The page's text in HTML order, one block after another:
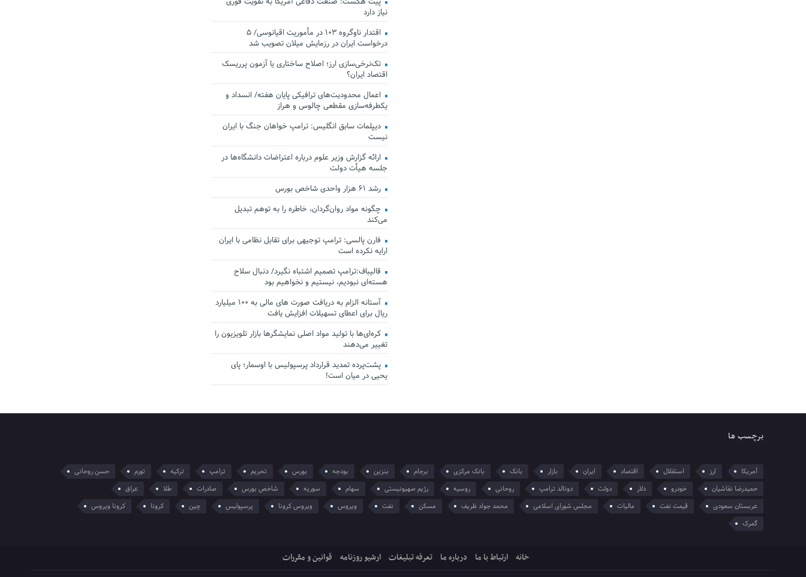
نیاز دارد
اقتدار ناوگروه ۱۰۳ در مأموریت‌ اقیانوسی/ ۵
درخواست ایران در رزمایش میلان تصویب شد
تک‌نرخی‌سازی ارز؛ اصلاح ساختاری یا آزمون پرریسک
اقتصاد ایران؟
اعمال محدودیت‌های ترافیکی پایان هفته/ انسداد و
یکطرفه‌سازی مقطعی چالوس و هراز
دیپلمات سابق انگلیس:‌ ترامپ خواهان جنگ با ایران
نیست
ارائه گزارش وزیر علوم درباره اعتراضات دانشگاه‌ها در
جلسه هیأت دولت
رشد ۶۱ هزار واحدی شاخص بورس
چگونه مواد روان‌گردان، خاطره را به توهم تبدیل
می‌کند
فارن پالسی: ترامپ توجیهی برای تقابل نظامی با ایران
ارایه نکرده است
قالیباف:ترامپ تصمیم اشتباه نگیرد/ دنبال سلاح
هسته‌ای نبودیم، نیستیم و نخواهیم بود
آستانه الزام به دریافت صورت های مالی به ۱۰۰ میلیارد
ریال برای اعطای تسهیلات افزایش یافت
کره‌ای‌ها با تولید مواد اصلی نمایشگرها بازار تلویزیون را
تغییر می‌دهند
پشت‌پرده تمدید قرارداد پرسپولیس با اوسمار؛ پای
یحیی در میان است!
برچسب ها
آمریکا ارز استقلال اقتصاد ایران بازار بانک بانک مرکزی برجام بنزین بودجه بورس تحریم ترامپ ترکیه تورم
حسن روحانی
حمیدرضا نقاشیان
خودرو دلار دولت دونالد ترامپ روحانی روسیه رژیم صهیونیستی سهام سوریه شاخص بورس صادرات طلا
عراق
عربستان سعودی
قیمت نفت مالیات مجلس شورای اسلامی محمد جواد ظریف مسکن نفت ویروس ویروس کرونا پرسپولیس چین کرونا
کرونا ویروس
گمرک
خانه ارتباط با ما درباره ما تعرفه تبلیغات ارشیو روزنامه قوانین و مقررات